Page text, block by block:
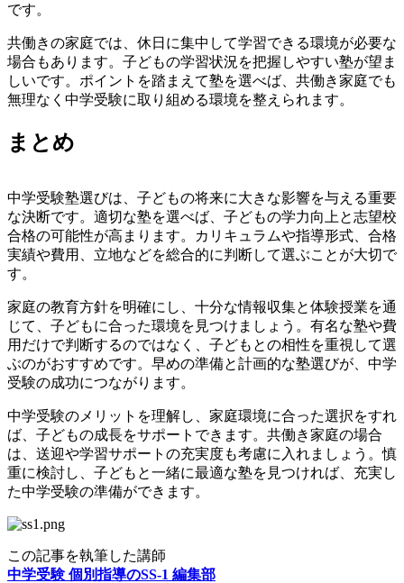
です。
共働きの家庭では、休日に集中して学習できる環境が必要な
場合もあります。子どもの学習状況を把握しやすい塾が望ま
しいです。ポイントを踏まえて塾を選べば、共働き家庭でも
無理なく中学受験に取り組める環境を整えられます。
まとめ
中学受験塾選びは、子どもの将来に大きな影響を与える重要
な決断です。適切な塾を選べば、子どもの学力向上と志望校
合格の可能性が高まります。カリキュラムや指導形式、合格
実績や費用、立地などを総合的に判断して選ぶことが大切で
す。
家庭の教育方針を明確にし、十分な情報収集と体験授業を通
じて、子どもに合った環境を見つけましょう。有名な塾や費
用だけで判断するのではなく、子どもとの相性を重視して選
ぶのがおすすめです。早めの準備と計画的な塾選びが、中学
受験の成功につながります。
中学受験のメリットを理解し、家庭環境に合った選択をすれ
ば、子どもの成長をサポートできます。共働き家庭の場合
は、送迎や学習サポートの充実度も考慮に入れましょう。慎
重に検討し、子どもと一緒に最適な塾を見つければ、充実し
た中学受験の準備ができます。
この記事を執筆した講師
中学受験 個別指導のSS-1 編集部